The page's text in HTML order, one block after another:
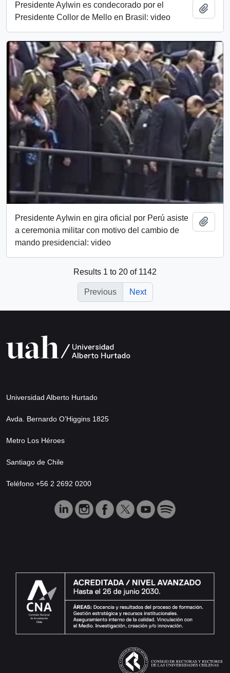
Presidente Aylwin es condecorado por el
Presidente Collor de Mello en Brasil: video
Presidente Aylwin en gira oficial por Perú asiste
a ceremonia militar con motivo del cambio de
mando presidencial: video
Results 1 to 20 of 1142
Previous Next
Universidad Alberto Hurtado
Avda. Bernardo O’Higgins 1825
Metro Los Héroes
Santiago de Chile
Teléfono +56 2 2692 0200